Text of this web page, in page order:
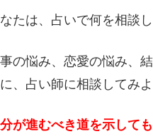
たは、占いで何を相談
の悩み、恋愛の悩み、
、占い師に相談してみ
が進むべき道を示して